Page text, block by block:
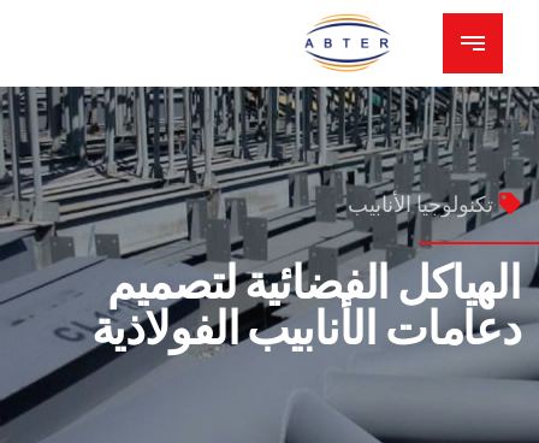
تكنولوجيا الأنابيب
الهياكل الفضائية لتصميم
دعامات الأنابيب الفولاذية